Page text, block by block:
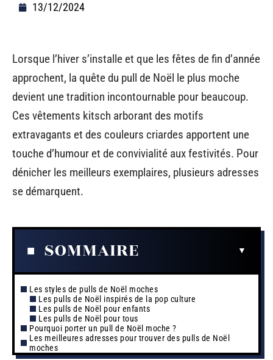
13/12/2024
Lorsque l’hiver s’installe et que les fêtes de fin d’année
approchent, la quête du pull de Noël le plus moche
devient une tradition incontournable pour beaucoup.
Ces vêtements kitsch arborant des motifs
extravagants et des couleurs criardes apportent une
touche d’humour et de convivialité aux festivités. Pour
dénicher les meilleurs exemplaires, plusieurs adresses
se démarquent.
SOMMAIRE
Les styles de pulls de Noël moches
Les pulls de Noël inspirés de la pop culture
Les pulls de Noël pour enfants
Les pulls de Noël pour tous
Pourquoi porter un pull de Noël moche ?
Les meilleures adresses pour trouver des pulls de Noël
moches